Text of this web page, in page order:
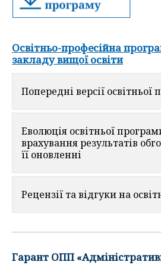
Освітньо-професійна
закладу вищої освіти
Попередні версії освітньої
Еволюція освітньої
врахування результатів
її оновленні
Рецензії та відгуки на
Гарант ОПП